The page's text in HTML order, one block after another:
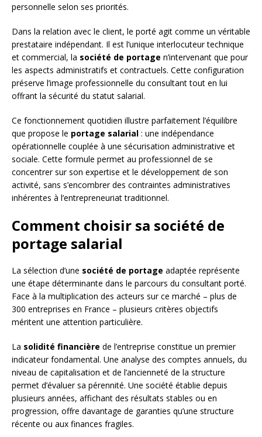
personnelle selon ses priorités.
Dans la relation avec le client, le porté agit comme un véritable
prestataire indépendant. Il est l’unique interlocuteur technique
et commercial, la société de portage n’intervenant que pour
les aspects administratifs et contractuels. Cette configuration
préserve l’image professionnelle du consultant tout en lui
offrant la sécurité du statut salarial.
Ce fonctionnement quotidien illustre parfaitement l’équilibre
que propose le portage salarial : une indépendance
opérationnelle couplée à une sécurisation administrative et
sociale. Cette formule permet au professionnel de se
concentrer sur son expertise et le développement de son
activité, sans s’encombrer des contraintes administratives
inhérentes à l’entrepreneuriat traditionnel.
Comment choisir sa société de
portage salarial
La sélection d’une société de portage adaptée représente
une étape déterminante dans le parcours du consultant porté.
Face à la multiplication des acteurs sur ce marché – plus de
300 entreprises en France – plusieurs critères objectifs
méritent une attention particulière.
La solidité financière de l’entreprise constitue un premier
indicateur fondamental. Une analyse des comptes annuels, du
niveau de capitalisation et de l’ancienneté de la structure
permet d’évaluer sa pérennité. Une société établie depuis
plusieurs années, affichant des résultats stables ou en
progression, offre davantage de garanties qu’une structure
récente ou aux finances fragiles.